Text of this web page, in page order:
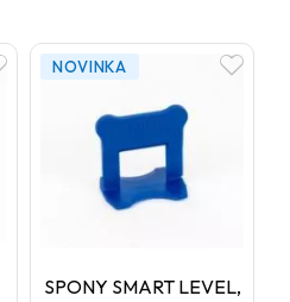
NOVINKA
SPONY SMART LEVEL,